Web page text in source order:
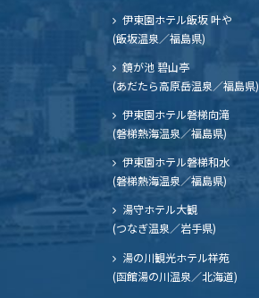
伊東園ホテル飯坂 叶や
(飯坂温泉／福島県)
鏡が池 碧山亭
(あだたら高原岳温泉／福島県)
伊東園ホテル磐梯向滝
(磐梯熱海温泉／福島県)
伊東園ホテル磐梯和水
(磐梯熱海温泉／福島県)
湯守ホテル大観
(つなぎ温泉／岩手県)
湯の川観光ホテル祥苑
(函館湯の川温泉／北海道)